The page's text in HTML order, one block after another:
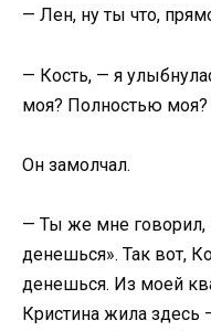
— Лен, ну ты что,
— Кость, — я
моя? Полностью моя?
Он замолчал.
— Ты же мне
денешься». Так вот,
денешься. Из моей
Кристина жила